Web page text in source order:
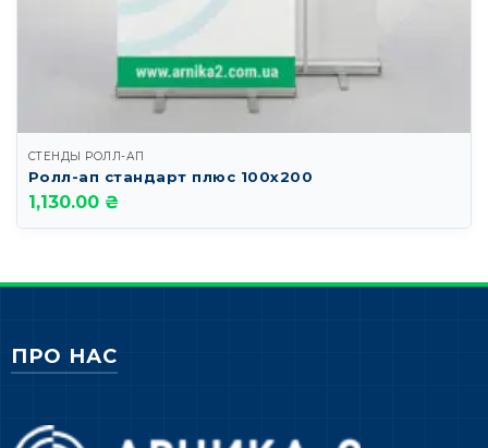
СТЕНДЫ РОЛЛ-АП
Ролл-ап стандарт плюс 100х200
1,130.00 ₴
ПРО НАС